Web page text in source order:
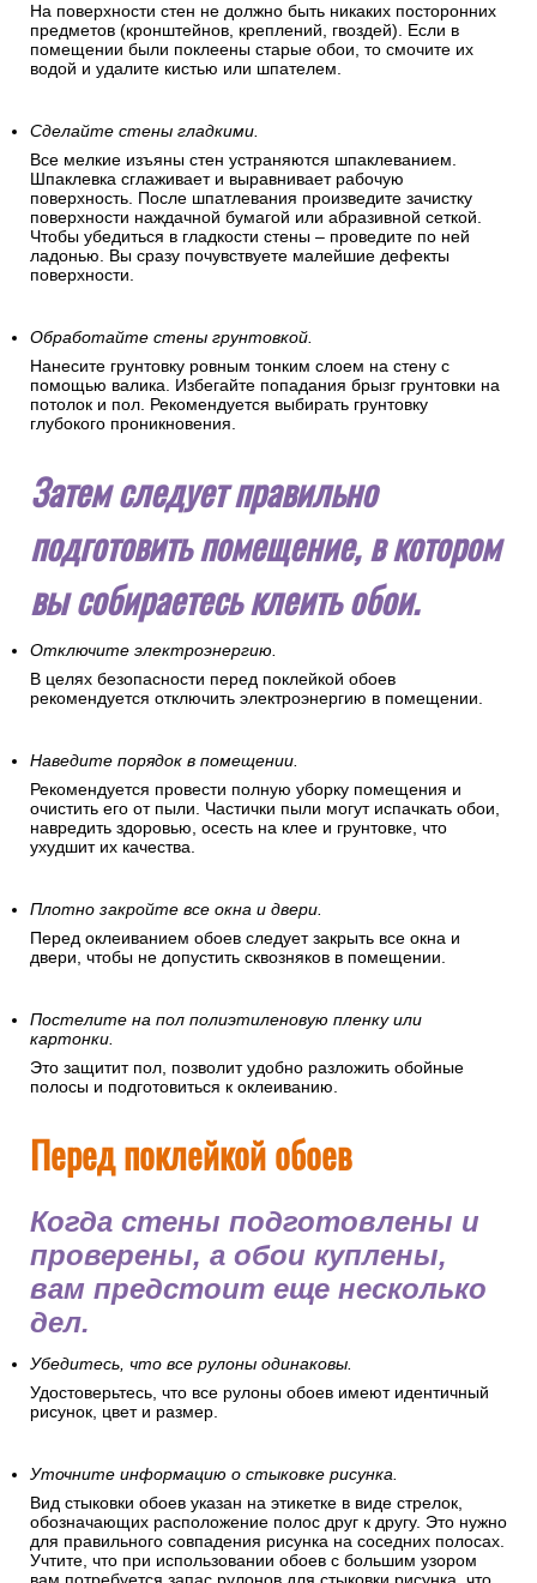
На поверхности стен не должно быть никаких посторонних
предметов (кронштейнов, креплений, гвоздей). Если в
помещении были поклеены старые обои, то смочите их
водой и удалите кистью или шпателем.
Сделайте стены гладкими.
Все мелкие изъяны стен устраняются шпаклеванием.
Шпаклевка сглаживает и выравнивает рабочую
поверхность. После шпатлевания произведите зачистку
поверхности наждачной бумагой или абразивной сеткой.
Чтобы убедиться в гладкости стены – проведите по ней
ладонью. Вы сразу почувствуете малейшие дефекты
поверхности.
Обработайте стены грунтовкой.
Нанесите грунтовку ровным тонким слоем на стену с
помощью валика. Избегайте попадания брызг грунтовки на
потолок и пол. Рекомендуется выбирать грунтовку
глубокого проникновения.
Затем следует правильно
подготовить помещение, в котором
вы собираетесь клеить обои.
Отключите электроэнергию.
В целях безопасности перед поклейкой обоев
рекомендуется отключить электроэнергию в помещении.
Наведите порядок в помещении.
Рекомендуется провести полную уборку помещения и
очистить его от пыли. Частички пыли могут испачкать обои,
навредить здоровью, осесть на клее и грунтовке, что
ухудшит их качества.
Плотно закройте все окна и двери.
Перед оклеиванием обоев следует закрыть все окна и
двери, чтобы не допустить сквозняков в помещении.
Постелите на пол полиэтиленовую пленку или
картонки.
Это защитит пол, позволит удобно разложить обойные
полосы и подготовиться к оклеиванию.
Перед поклейкой обоев
Когда стены подготовлены и
проверены, а обои куплены,
вам предстоит еще несколько
дел.
Убедитесь, что все рулоны одинаковы.
Удостоверьтесь, что все рулоны обоев имеют идентичный
рисунок, цвет и размер.
Уточните информацию о стыковке рисунка.
Вид стыковки обоев указан на этикетке в виде стрелок,
обозначающих расположение полос друг к другу. Это нужно
для правильного совпадения рисунка на соседних полосах.
Учтите, что при использовании обоев с большим узором